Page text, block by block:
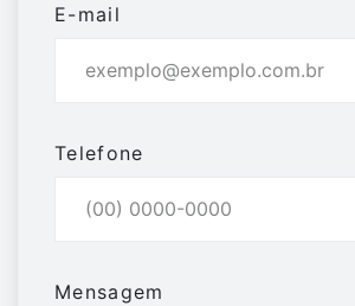
E-mail
Telefone
Mensagem